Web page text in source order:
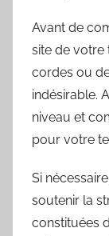
Avant de
site de votre
cordes ou
indésirable.
niveau et
pour votre
Si
soutenir la
constituées